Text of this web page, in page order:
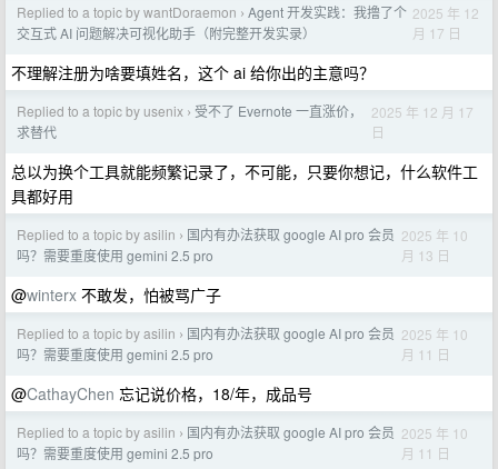
Replied to a topic by wantDoraemon › Agent 开发实践：我撸了个
交互式 AI 问题解决可视化助手（附完整开发实录）
2025 年 12
月 17 日
不理解注册为啥要填姓名，这个 ai 给你出的主意吗？
Replied to a topic by usenix › 受不了 Evernote 一直涨价，
求替代
2025 年 12 月 17
日
总以为换个工具就能频繁记录了，不可能，只要你想记，什么软件工
具都好用
Replied to a topic by asilin › 国内有办法获取 google AI pro 会员
吗？需要重度使用 gemini 2.5 pro
2025 年 10
月 13 日
@winterx 不敢发，怕被骂广子
Replied to a topic by asilin › 国内有办法获取 google AI pro 会员
吗？需要重度使用 gemini 2.5 pro
2025 年 10
月 11 日
@CathayChen 忘记说价格，18/年，成品号
Replied to a topic by asilin › 国内有办法获取 google AI pro 会员
吗？需要重度使用 gemini 2.5 pro
2025 年 10
月 11 日